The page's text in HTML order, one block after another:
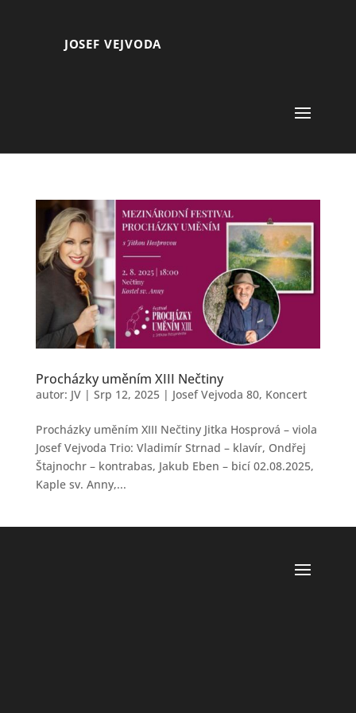
JOSEF VEJVODA
Procházky uměním XIII Nečtiny
autor: JV| Srp 12, 2025| Josef Vejvoda 80, Koncert
Procházky uměním XIII Nečtiny Jitka Hosprová – viola
Josef Vejvoda Trio: Vladimír Strnad – klavír, Ondřej
Štajnochr – kontrabas, Jakub Eben – bicí 02.08.2025,
Kaple sv. Anny,...